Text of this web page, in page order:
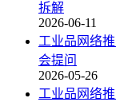
拆解
2026-06-11
工业品网络
会提问
2026-05-26
工业品网络